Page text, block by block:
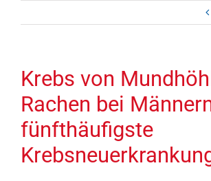
Krebs von
Rachen bei
fünfthäufigste